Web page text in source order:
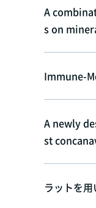
A
s on
Immune-
A newly
st
ラットを用